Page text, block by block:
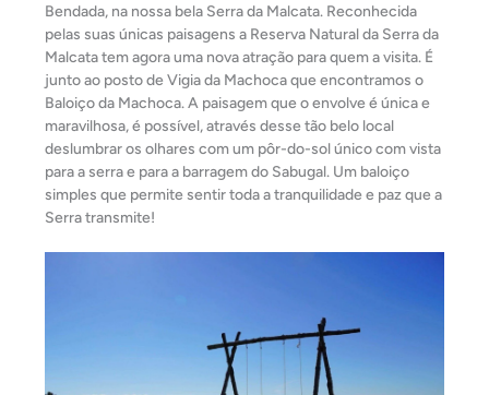
Bendada, na nossa bela Serra da Malcata. Reconhecida
pelas suas únicas paisagens a Reserva Natural da Serra da
Malcata tem agora uma nova atração para quem a visita. É
junto ao posto de Vigia da Machoca que encontramos o
Baloiço da Machoca. A paisagem que o envolve é única e
maravilhosa, é possível, através desse tão belo local
deslumbrar os olhares com um pôr-do-sol único com vista
para a serra e para a barragem do Sabugal. Um baloiço
simples que permite sentir toda a tranquilidade e paz que a
Serra transmite!